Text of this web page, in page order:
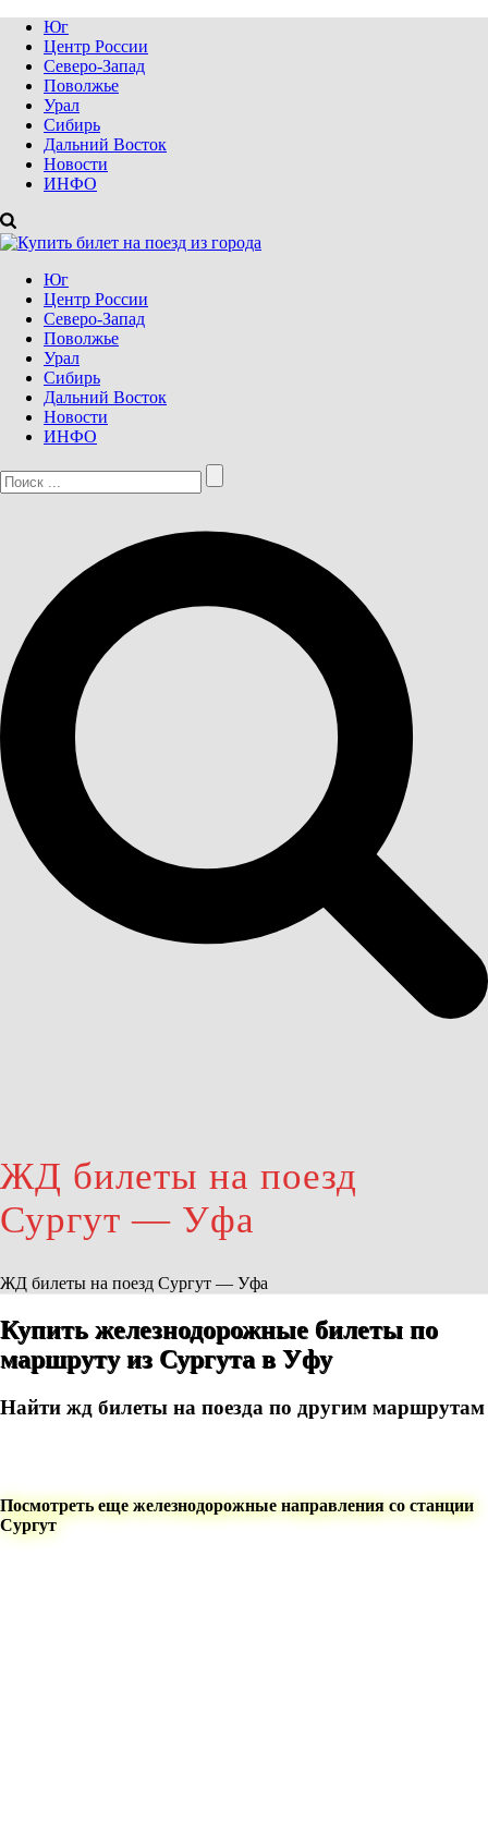
Юг
Центр России
Северо-Запад
Поволжье
Урал
Сибирь
Дальний Восток
Новости
ИНФО
Юг
Центр России
Северо-Запад
Поволжье
Урал
Сибирь
Дальний Восток
Новости
ИНФО
ЖД билеты на поезд
Сургут — Уфа
ЖД билеты на поезд Сургут — Уфа
Купить железнодорожные билеты по
маршруту из Сургута в Уфу
Найти жд билеты на поезда по другим маршрутам
Посмотреть еще железнодорожные направления со станции
Сургут